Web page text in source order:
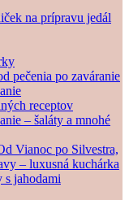
na prípravu jedál
pečenia po zaváranie
receptov
– šaláty a mnohé
Vianoc po Silvestra,
– luxusná kuchárka
s jahodami